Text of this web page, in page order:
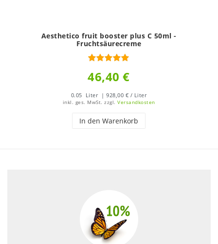
Aesthetico fruit booster plus C 50ml -
Fruchtsäurecreme
46,40 €
0.05 Liter | 928,00 € / Liter
inkl. ges. MwSt. zzgl.Versandkosten
In den Warenkorb